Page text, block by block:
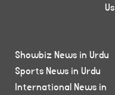
Us
Showbiz News in Urdu
Sports News in Urdu
International News in